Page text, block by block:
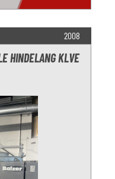
2008
HINDELANG KLVE